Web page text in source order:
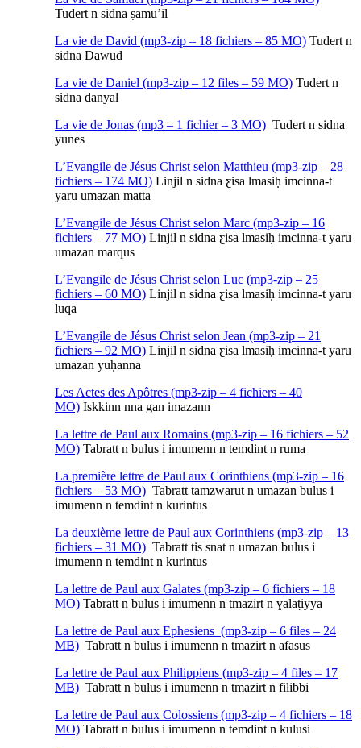
Tudert n sidna ṣamu’il
La vie de David (mp3-zip – 18 fichiers – 85 MO) Tudert n
sidna Dawud
La vie de Daniel (mp3-zip – 12 files – 59 MO) Tudert n
sidna danyal
La vie de Jonas (mp3 – 1 fichier – 3 MO) Tudert n sidna
yunes
L’Evangile de Jésus Christ selon Matthieu (mp3-zip – 28
fichiers – 174 MO) Linjil n sidna ƹisa lmasiḥ imcinna-t
yaru umazan matta
L’Evangile de Jésus Christ selon Marc (mp3-zip – 16
fichiers – 77 MO) Linjil n sidna ƹisa lmasiḥ imcinna-t yaru
umazan marqus
L’Evangile de Jésus Christ selon Luc (mp3-zip – 25
fichiers – 60 MO) Linjil n sidna ƹisa lmasiḥ imcinna-t yaru
luqa
L’Evangile de Jésus Christ selon Jean (mp3-zip – 21
fichiers – 92 MO) Linjil n sidna ƹisa lmasiḥ imcinna-t yaru
umazan yuḥanna
Les Actes des Apôtres (mp3-zip – 4 fichiers – 40
MO) Iskkinn nna gan imazann
La lettre de Paul aux Romains (mp3-zip – 16 fichiers – 52
MO) Tabratt n bulus i imumenn n temdint n ruma
La première lettre de Paul aux Corinthiens (mp3-zip – 16
fichiers – 53 MO) Tabratt tamzwarut n umazan bulus i
imumenn n temdint n kurintus
La deuxième lettre de Paul aux Corinthiens (mp3-zip – 13
fichiers – 31 MO) Tabratt tis snat n umazan bulus i
imumenn n temdint n kurintus
La lettre de Paul aux Galates (mp3-zip – 6 fichiers – 18
MO) Tabratt n bulus i imumenn n tmazirt n ɣalaṭiyya
La lettre de Paul aux Ephesiens (mp3-zip – 6 files – 24
MB) Tabratt n bulus i imumenn n tmazirt n afasus
La lettre de Paul aux Philippiens (mp3-zip – 4 files – 17
MB) Tabratt n bulus i imumenn n tmazirt n filibbi
La lettre de Paul aux Colossiens (mp3-zip – 4 fichiers – 18
MO) Tabratt n bulus i imumenn n temdint n kulusi